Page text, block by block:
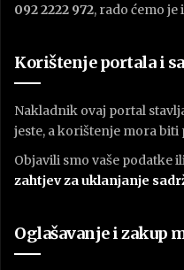
092 2222 972, rado ćemo
Korištenje portala i
Nakladnik ovaj portal
jeste, a korištenje mora biti
Objavili smo vaše
zahtjev za uklanjanje
Oglašavanje i zakup